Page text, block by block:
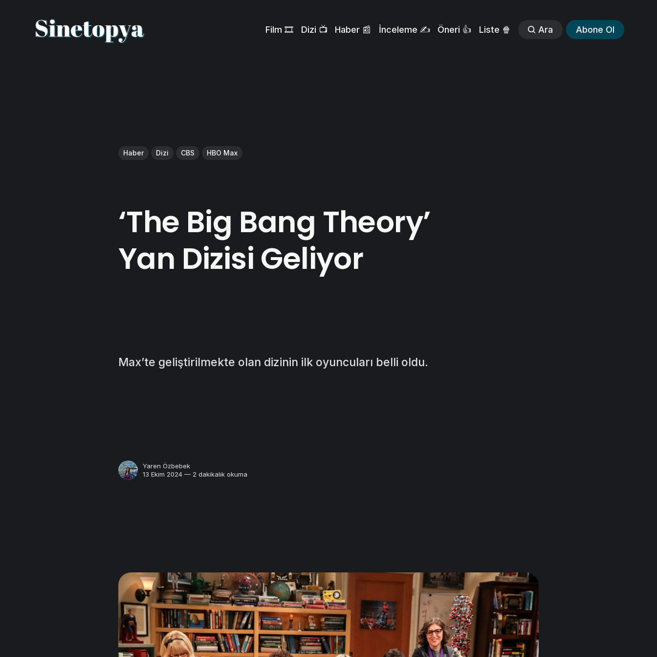
Film 🎞️ Dizi 📺 Haber 📰 İnceleme ✍️ Öneri 👍 Liste 🍿 Ara Abone Ol
Haber Dizi CBS HBO Max
‘The Big Bang Theory’
Yan Dizisi Geliyor
Max’te geliştirilmekte olan dizinin ilk oyuncuları belli oldu.
Yaren Özbebek
13 Ekim 2024 — 2 dakikalık okuma